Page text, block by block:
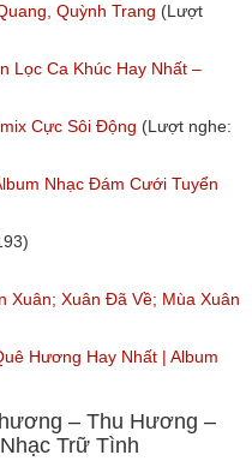
Quỳnh Trang (Lượt
Lọc Ca Khúc Hay Nhất –
Cực Sôi Động (Lượt nghe:
Nhạc Đám Cưới Tuyển
Xuân; Xuân Đã Về; Mùa Xuân
Hương Hay Nhất | Album
– Thu Hương –
Trữ Tình